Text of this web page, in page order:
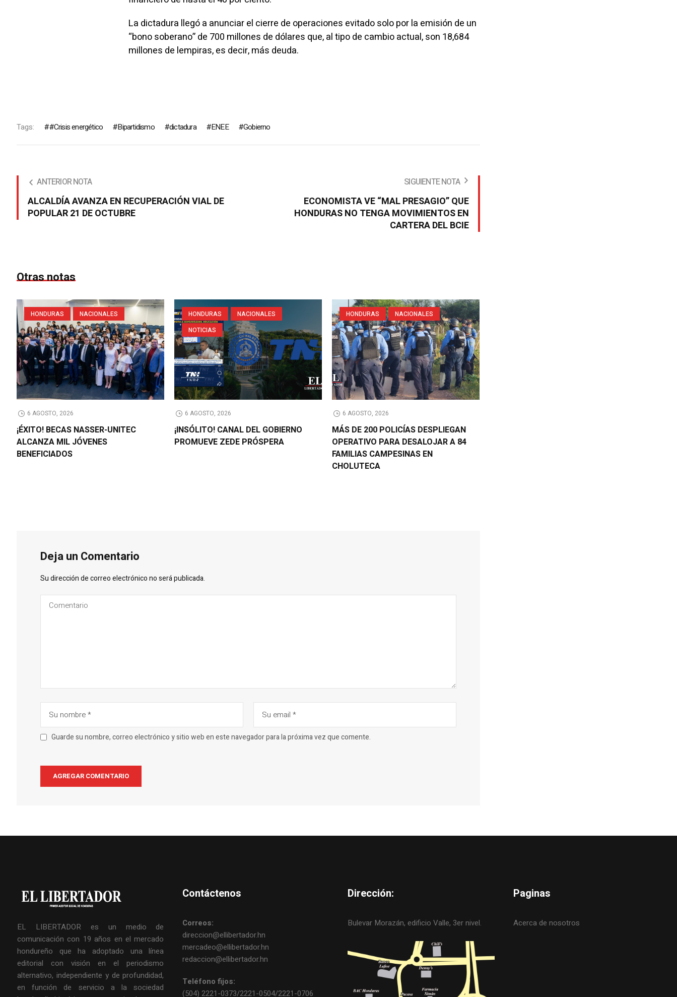
La dictadura llegó a anunciar el cierre de operaciones evitado solo por la emisión de un
“bono soberano” de 700 millones de dólares que, al tipo de cambio actual, son 18,684
millones de lempiras, es decir, más deuda.
Tags: #Crisis energético Bipartidismo dictadura ENEE Gobierno
ANTERIOR NOTA
ALCALDÍA AVANZA EN RECUPERACIÓN VIAL DE
POPULAR 21 DE OCTUBRE
SIGUIENTE NOTA
ECONOMISTA VE “MAL PRESAGIO” QUE
HONDURAS NO TENGA MOVIMIENTOS EN
CARTERA DEL BCIE
Otras notas
HONDURAS NACIONALES
6 AGOSTO, 2026
¡ÉXITO! BECAS NASSER-UNITEC
ALCANZA MIL JÓVENES
BENEFICIADOS
HONDURAS
NACIONALES
NOTICIAS
6 AGOSTO, 2026
¡INSÓLITO! CANAL DEL GOBIERNO
PROMUEVE ZEDE PRÓSPERA
HONDURAS NACIONALES
6 AGOSTO, 2026
MÁS DE 200 POLICÍAS DESPLIEGAN
OPERATIVO PARA DESALOJAR A 84
FAMILIAS CAMPESINAS EN
CHOLUTECA
Deja un Comentario
Su dirección de correo electrónico no será publicada.
Guarde su nombre, correo electrónico y sitio web en este navegador para la próxima vez que comente.
EL LIBERTADOR es un medio de
comunicación con 19 años en el mercado
hondureño que ha adoptado una línea
editorial con visión en el periodismo
alternativo, independiente y de profundidad,
en función de servicio a la sociedad
Contáctenos
Correos:
direccion@ellibertador.hn
mercadeo@ellibertador.hn
redaccion@ellibertador.hn
Teléfono fijos:
(504) 2221-0373/2221-0504/2221-0706
Dirección:
Bulevar Morazán, edificio Valle, 3er nivel.
Paginas
Acerca de nosotros